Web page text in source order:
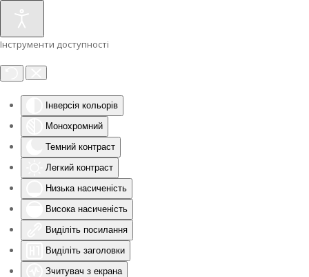
Інструменти доступності
Інверсія кольорів
Монохромний
Темний контраст
Легкий контраст
Низька насиченість
Висока насиченість
Виділіть посилання
Виділіть заголовки
Зчитувач з екрана